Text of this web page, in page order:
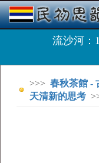
流沙河：
>>> 春秋茶館 -
天清新的思考